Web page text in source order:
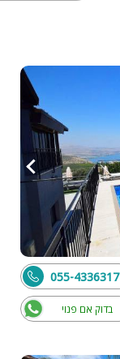
בדוק אם פנוי
055-4336317